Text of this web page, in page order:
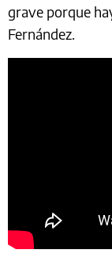
grave porque
Fernández.